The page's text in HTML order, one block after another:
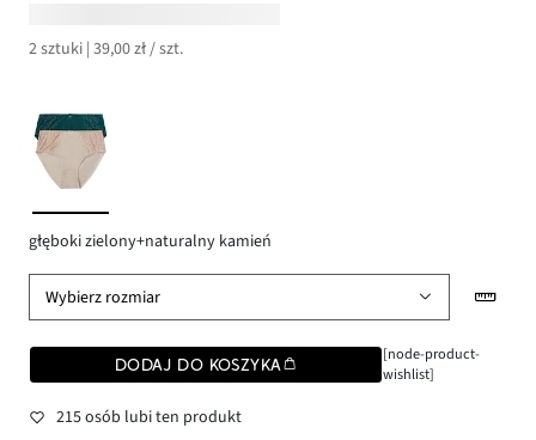
2 sztuki | 39,00 zł / szt.
głęboki zielony+naturalny kamień
Wybierz rozmiar
DODAJ DO KOSZYKA
[node-product-
wishlist]
215 osób lubi ten produkt